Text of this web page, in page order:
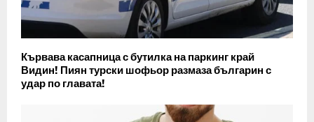
Кървава касапница с бутилка на паркинг край
Видин! Пиян турски шофьор размаза българин с
удар по главата!